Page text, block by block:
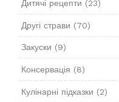
Дитячі рецепти (23)
Другі страви (70)
Закуски (9)
Консервація (8)
Кулінарні підказки (2)